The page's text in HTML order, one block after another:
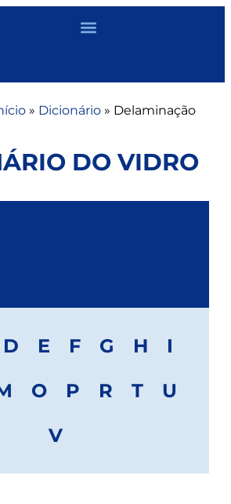
» Dicionário » Delaminação
DO VIDRO
D E F G H
I
O P R T
U
V